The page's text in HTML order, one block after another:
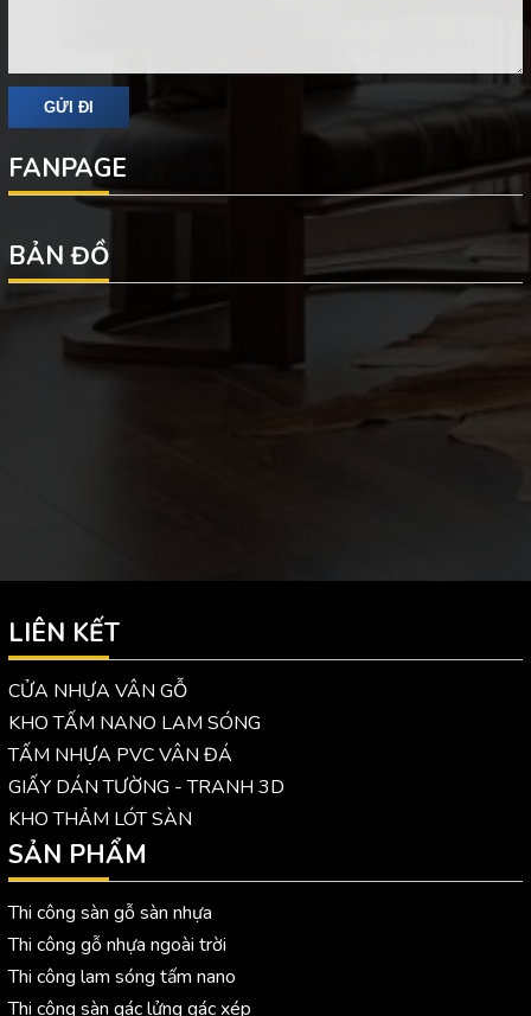
FANPAGE
BẢN ĐỒ
LIÊN KẾT
CỬA NHỰA VÂN GỖ
KHO TẤM NANO LAM SÓNG
TẤM NHỰA PVC VÂN ĐÁ
GIẤY DÁN TƯỜNG - TRANH 3D
KHO THẢM LÓT SÀN
SẢN PHẨM
Thi công sàn gỗ sàn nhựa
Thi công gỗ nhựa ngoài trời
Thi công lam sóng tấm nano
Thi công sàn gác lửng gác xép